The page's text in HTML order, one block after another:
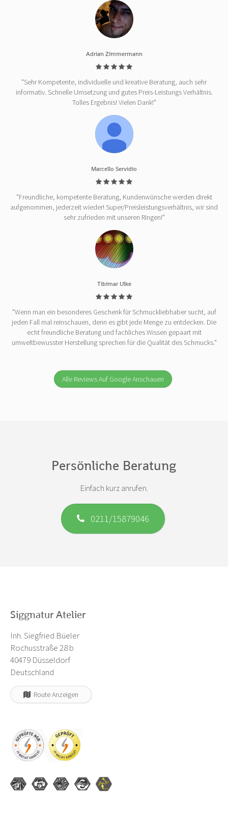
Adrian Zimmermann
"Sehr Kompetente, individuelle und kreative Beratung, auch sehr
informativ. Schnelle Umsetzung und gutes Preis-Leistungs Verhältnis.
Tolles Ergebnis! Vielen Dank!"
Marcello Servidio
"Freundliche, kompetente Beratung, Kundenwünsche werden direkt
aufgenommen, jederzeit wieder! Super/Preisleistungsverhältnis, wir sind
sehr zufrieden mit unseren Ringen!"
Tibimar Ulke
"Wenn man ein besonderes Geschenk für Schmuckliebhaber sucht, auf
jeden Fall mal reinschauen, denn es gibt jede Menge zu entdecken. Die
echt freundliche Beratung und fachliches Wissen gepaart mit
umweltbewusster Herstellung sprechen für die Qualität des Schmucks."
Alle Reviews Auf Google Anschauen
Persönliche Beratung
Einfach kurz anrufen.
0211/15879046
Siggnatur Atelier
Inh. Siegfried Büeler
Rochusstraße 28 b
40479 Düsseldorf
Deutschland
Route Anzeigen